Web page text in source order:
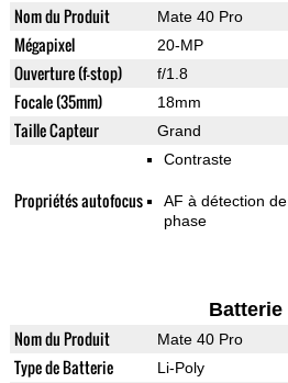
Nom du Produit Mate 40 Pro
Mégapixel 20-MP
Ouverture (f-stop) f/1.8
Focale (35mm) 18mm
Taille Capteur Grand
Propriétés autofocus
Contraste
AF à détection de
phase
Batterie
Nom du Produit Mate 40 Pro
Type de Batterie Li-Poly